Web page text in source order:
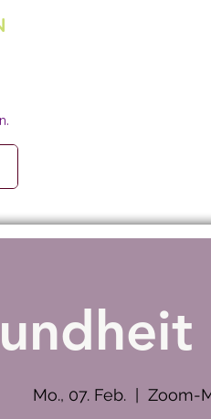
Mo., 07. Feb. Zoom-